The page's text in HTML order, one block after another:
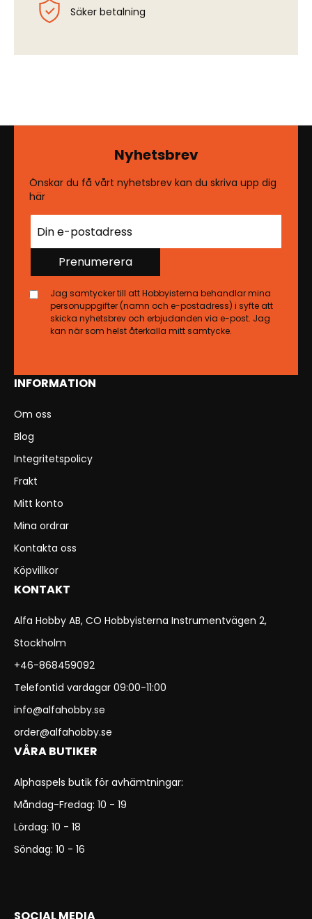
Säker betalning
INFORMATION
Om oss
Blog
Integritetspolicy
Frakt
Mitt konto
Mina ordrar
Kontakta oss
Köpvillkor
KONTAKT
Alfa Hobby AB, CO Hobbyisterna Instrumentvägen 2,
Stockholm
+46-868459092
Telefontid vardagar 09:00-11:00
info@alfahobby.se
order@alfahobby.se
VÅRA BUTIKER
Alphaspels butik för avhämtningar:
Måndag-Fredag: 10 - 19
Lördag: 10 - 18
Söndag: 10 - 16
Nyhetsbrev
Önskar du få vårt nyhetsbrev kan du skriva upp dig
här
Prenumerera
Jag samtycker till att Hobbyisterna behandlar mina
personuppgifter (namn och e-postadress) i syfte att
skicka nyhetsbrev och erbjudanden via e-post. Jag
kan när som helst återkalla mitt samtycke.